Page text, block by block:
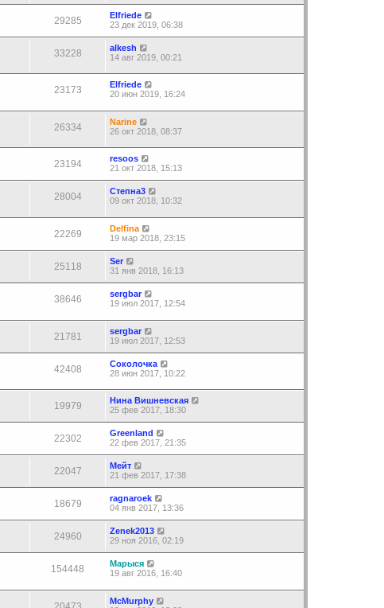
29285
Elfriede
23 дек 2019, 06:38
33228
alkesh
14 авг 2019, 00:21
23173
Elfriede
20 июн 2019, 16:24
26334
Narine
26 окт 2018, 08:37
23194
resoos
21 окт 2018, 15:13
28004
Степна3
09 окт 2018, 10:32
22269
Delfina
19 мар 2018, 23:15
25118
Ser
31 янв 2018, 16:13
38646
sergbar
19 июл 2017, 12:54
21781
sergbar
19 июл 2017, 12:53
42408
Соколочка
28 июн 2017, 10:22
19979
Нина Вишневская
25 фев 2017, 18:30
22302
Greenland
22 фев 2017, 21:35
22047
Мейт
21 фев 2017, 17:38
18679
ragnaroek
04 янв 2017, 13:36
24960
Zenek2013
29 ноя 2016, 02:19
154448
Марыся
19 авг 2016, 16:40
McMurphy